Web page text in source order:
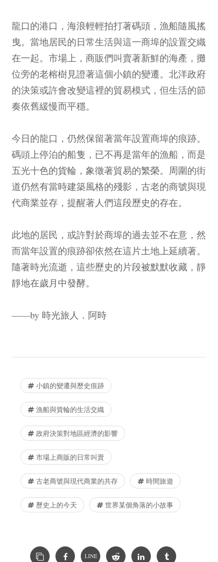
龍口的港口，海浪輕輕拍打著碼頭，漁船隨風搖
曳。當地居民的日常生活與這一商埠的設置交織
在一起。市場上，商販們叫賣著新鮮的海產，攤
位旁的老榕樹見證著這個小鎮的變遷。北洋政府
的決策或許會改變這裡的貿易模式，但生活的節
奏依舊緩慢而平穩。
今日的龍口，仍然保留著當年設置商埠的痕跡。
碼頭上停泊的船隻，已不再是當年的漁船，而是
五光十色的貨輪，象徵著貿易的繁榮。周圍的街
道仍然有當時建築風格的殘影，古老的商號與現
代商業並存，提醒著人們這段歷史的存在。
此地的居民，或許對於商埠的過去並不在意，然
而當年設置的痕跡卻依然在這片土地上延續著。
隨著時光流逝，這些歷史的片段被默默收藏，靜
靜地在歲月中發酵。
——by 時光旅人．阿時
小鎮的變遷與歷史痕跡
漁船與貨輪的生活交織
政府決策對地區經濟的影響
市場上商販的日常叫賣
古老商號與現代商業的共存 時間旅遊
歷史上的今天 世界某個角落的小故事
LINE